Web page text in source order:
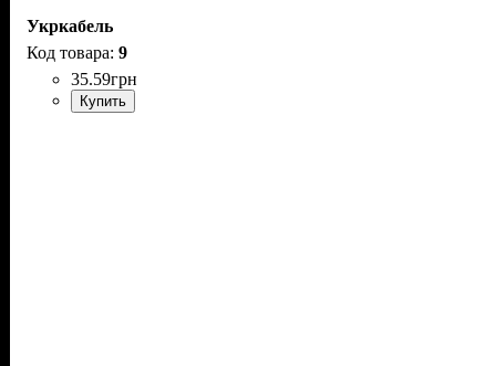
Укркабель
9
35.59грн
Купить